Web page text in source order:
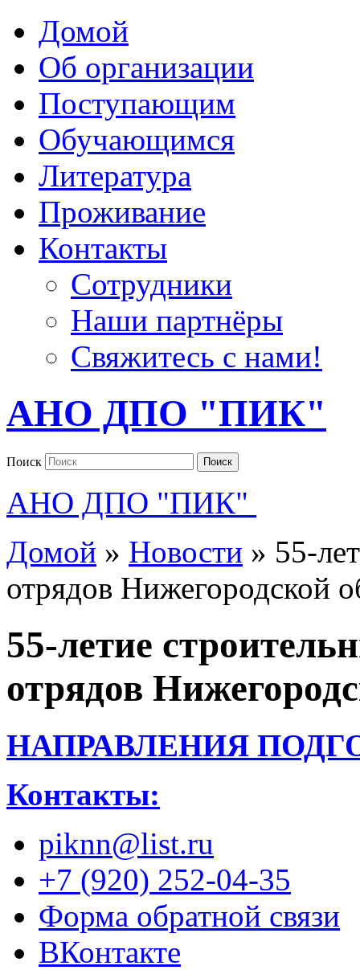
Домой
Об организации
Поступающим
Обучающимся
Литература
Проживание
Контакты
Сотрудники
Наши партнёры
Свяжитесь с нами!
АНО ДПО "ПИК"
Поиск Поиск
АНО ДПО "ПИК"
Домой » Новости » 55-
отрядов Нижегородской
55-летие
отрядов
НАПРАВЛЕНИЯ
Контакты:
piknn@list.ru
+7 (920) 252-04-35
Форма обратной связи
ВКонтакте